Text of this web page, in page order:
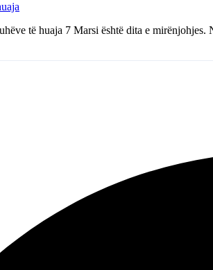
të huaja 7 Marsi është dita e